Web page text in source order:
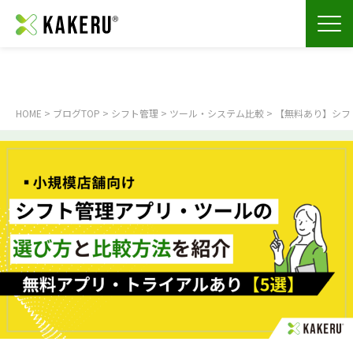
HOME > ブログTOP > シフト管理 > ツール・システム比較 > 【無料あり】シ